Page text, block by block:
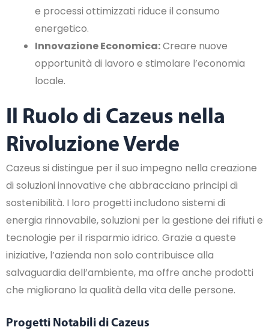
e processi ottimizzati riduce il consumo
energetico.
Innovazione Economica:Creare nuove
opportunità di lavoro e stimolare l’economia
locale.
Il Ruolo di Cazeus nella
Rivoluzione Verde
Cazeus si distingue per il suo impegno nella creazione
di soluzioni innovative che abbracciano principi di
sostenibilità. I loro progetti includono sistemi di
energia rinnovabile, soluzioni per la gestione dei rifiuti e
tecnologie per il risparmio idrico. Grazie a queste
iniziative, l’azienda non solo contribuisce alla
salvaguardia dell’ambiente, ma offre anche prodotti
che migliorano la qualità della vita delle persone.
Progetti Notabili di Cazeus